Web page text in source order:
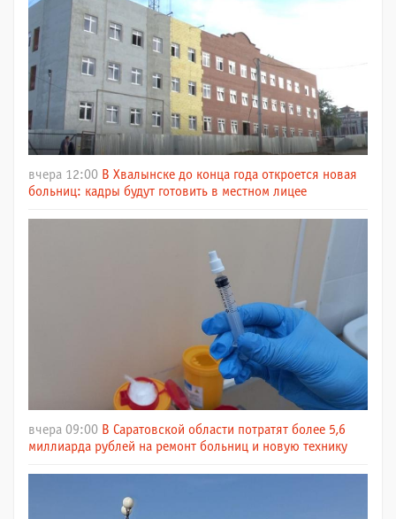
вчера 12:00 В Хвалынске до конца года откроется новая
больниц: кадры будут готовить в местном лицее
вчера 09:00 В Саратовской области потратят более 5,6
миллиарда рублей на ремонт больниц и новую технику